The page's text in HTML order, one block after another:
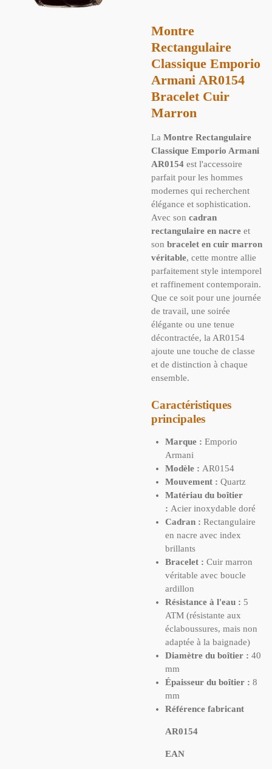
Montre
Rectangulaire
Classique Emporio
Armani AR0154
Bracelet Cuir
Marron
La Montre Rectangulaire
Classique Emporio Armani
AR0154 est l'accessoire
parfait pour les hommes
modernes qui recherchent
élégance et sophistication.
Avec son cadran
rectangulaire en nacre et
son bracelet en cuir marron
véritable, cette montre allie
parfaitement style intemporel
et raffinement contemporain.
Que ce soit pour une journée
de travail, une soirée
élégante ou une tenue
décontractée, la AR0154
ajoute une touche de classe
et de distinction à chaque
ensemble.
Caractéristiques
principales
Marque : Emporio
Armani
Modèle : AR0154
Mouvement : Quartz
Matériau du boîtier
: Acier inoxydable doré
Cadran : Rectangulaire
en nacre avec index
brillants
Bracelet : Cuir marron
véritable avec boucle
ardillon
Résistance à l'eau : 5
ATM (résistante aux
éclaboussures, mais non
adaptée à la baignade)
Diamètre du boîtier : 40
mm
Épaisseur du boîtier : 8
mm
Référence fabricant
AR0154
EAN